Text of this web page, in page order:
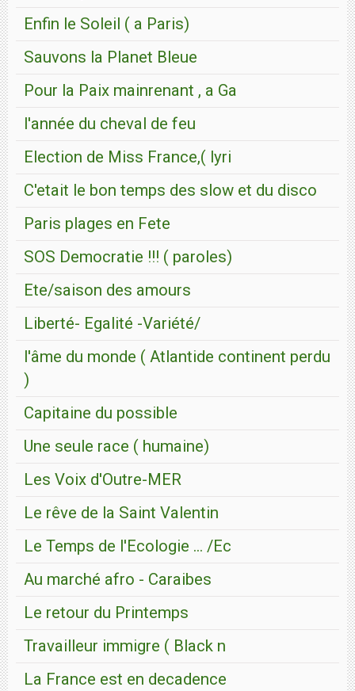
Enfin le Soleil ( a Paris)
Sauvons la Planet Bleue
Pour la Paix mainrenant , a Ga
l'année du cheval de feu
Election de Miss France,( lyri
C'etait le bon temps des slow et du disco
Paris plages en Fete
SOS Democratie !!! ( paroles)
Ete/saison des amours
Liberté- Egalité -Variété/
l'âme du monde ( Atlantide continent perdu
)
Capitaine du possible
Une seule race ( humaine)
Les Voix d'Outre-MER
Le rêve de la Saint Valentin
Le Temps de l'Ecologie ... /Ec
Au marché afro - Caraibes
Le retour du Printemps
Travailleur immigre ( Black n
La France est en decadence